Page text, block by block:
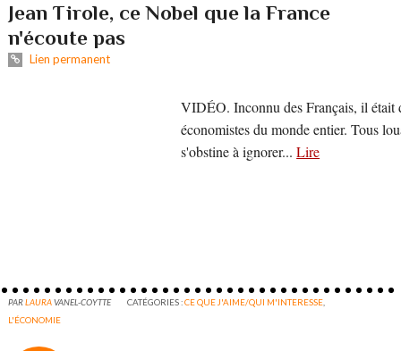
Jean Tirole, ce Nobel que la France
n'écoute pas
Lien permanent
VIDÉO. Inconnu des Français, il était
économistes du monde entier. Tous
s'obstine à ignorer...Lire
PARLAURAVANEL-COYTTE CATÉGORIES :CE QUE J'AIME/QUI M'INTERESSE
L'ÉCONOMIE